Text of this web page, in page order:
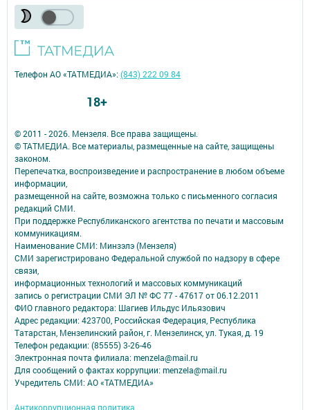
© 2011 - 2026. Мензеля. Все права защищены.
© ТАТМЕДИА. Все материалы, размещенные на сайте, защищены
законом.
Перепечатка, воспроизведение и распространение в любом объеме
информации,
размещенной на сайте, возможна только с письменного согласия
редакций СМИ.
При поддержке Республиканского агентства по печати и массовым
коммуникациям.
Наименование СМИ: Минзэлэ (Мензеля)
СМИ зарегистрировано Федеральной службой по надзору в сфере
связи,
информационных технологий и массовых коммуникаций
запись о регистрации СМИ ЭЛ № ФС 77 - 47617 от 06.12.2011
ФИО главного редактора: Шагиев Ильдус Ильязович
Адрес редакции: 423700, Российская Федерация, Республика
Татарстан, Мензелинский район, г. Мензелинск, ул. Тукая, д. 19
Телефон редакции: (85555) 3-26-46
Электронная почта филиала: menzela@mail.ru
Для сообщений о фактах коррупции: menzela@mail.ru
Учредитель СМИ: АО «ТАТМЕДИА»
Антикоррупционная политика
Телефон АО «ТАТМЕДИА»:(843) 222 09 84
18+